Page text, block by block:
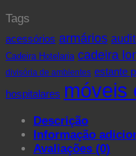
Tags
acessórios armários
Cadeira Hotelaria cadeira
divisória de ambientes estante
hospitalares móveis
Descrição
Informação
Avaliações (0)